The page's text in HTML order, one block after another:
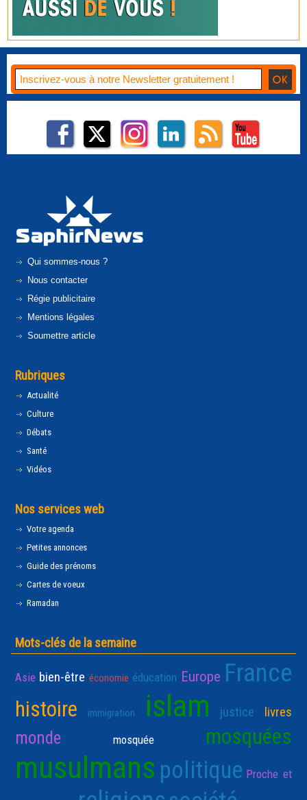
Qui sommes-nous ?
Nous contacter
Régie publicitaire
Mentions légales
Soumettre article
Rubriques
Actualité
Culture
Débats
Santé
Vidéos
Nos services web
Votre agenda
Petites annonces
Guide des prénoms
Cartes de voeux
Ramadan
Mots-clés de la semaine
Asie bien-être économie éducation Europe France
histoire immigration islam justice livres
monde mosquée mosquées
musulmans politique Proche et